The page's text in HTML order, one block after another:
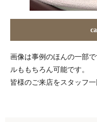
画像は事例のほんの一部
ルももちろん可能です。
皆様のご来店をスタッフ